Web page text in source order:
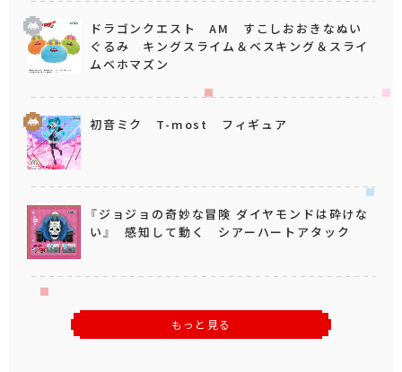
ドラゴンクエスト AM すこしおおきなぬい
ぐるみ キングスライム＆ベスキング＆スライ
ムベホマズン
初音ミク T-most フィギュア
『ジョジョの奇妙な冒険 ダイヤモンドは砕けな
い』 感知して動く シアーハートアタック
もっと見る